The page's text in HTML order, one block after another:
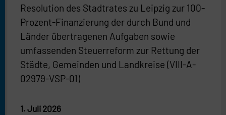
Resolution des Stadtrates zu Leipzig zur 100-
Prozent-Finanzierung der durch Bund und
Länder übertragenen Aufgaben sowie
umfassenden Steuerreform zur Rettung der
Städte, Gemeinden und Landkreise (VIII-A-
02979-VSP-01)
1. Juli 2026